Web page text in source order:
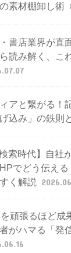
素材棚卸し術
書店業界が直
読み解く、こ
アと繋がる！
込み」の鉄則
検索時代】自社
でどう伝え
く解説
頑張るほど成
がハマる「発